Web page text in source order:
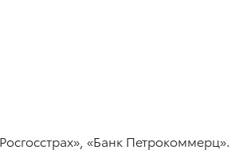
«Банк Петрокоммерц».